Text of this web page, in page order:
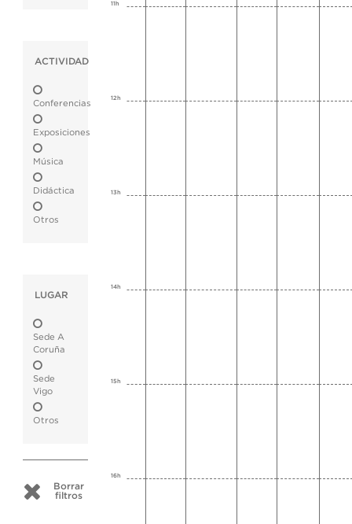
ACTIVIDAD
Conferencias
Exposiciones
Música
Didáctica
Otros
LUGAR
Sede A
Coruña
Sede
Vigo
Otros
Borrar
filtros
11h
12h
13h
14h
15h
16h